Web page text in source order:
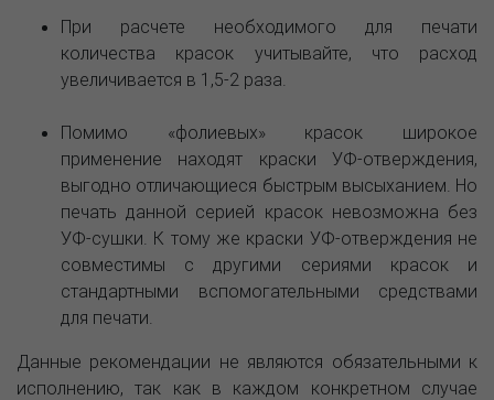
При расчете необходимого для печати
количества красок учитывайте, что расход
увеличивается в 1,5-2 раза.
Помимо «фолиевых» красок широкое
применение находят краски УФ-отверждения,
выгодно отличающиеся быстрым высыханием. Но
печать данной серией красок невозможна без
УФ-сушки. К тому же краски УФ-отверждения не
совместимы с другими сериями красок и
стандартными вспомогательными средствами
для печати.
Данные рекомендации не являются обязательными к
исполнению, так как в каждом конкретном случае